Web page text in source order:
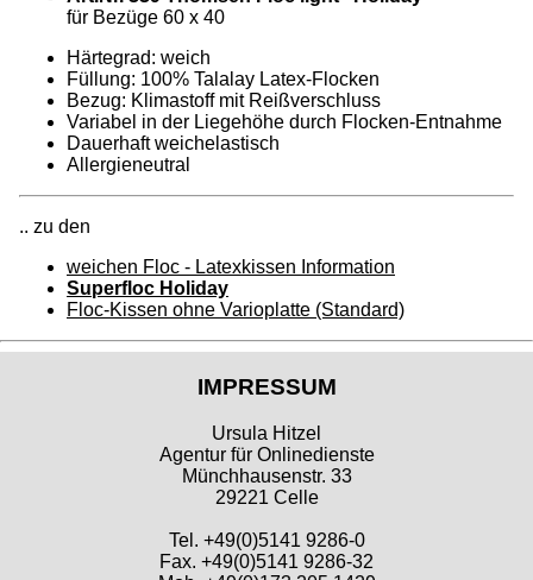
für Bezüge 60 x 40
Härtegrad: weich
Füllung: 100% Talalay Latex-Flocken
Bezug: Klimastoff mit Reißverschluss
Variabel in der Liegehöhe durch Flocken-Entnahme
Dauerhaft weichelastisch
Allergieneutral
.. zu den
weichen Floc - Latexkissen Information
Superfloc Holiday
Floc-Kissen ohne Varioplatte (Standard)
IMPRESSUM
Ursula Hitzel
Agentur für Onlinedienste
Münchhausenstr. 33
29221 Celle
Tel. +49(0)5141 9286-0
Fax. +49(0)5141 9286-32